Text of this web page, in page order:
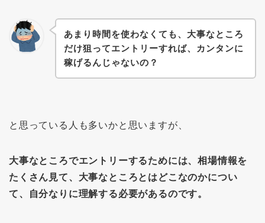
あまり時間を使わなくても、大事なところ
だけ狙ってエントリーすれば、カンタンに
稼げるんじゃないの？
と思っている人も多いかと思いますが、
大事なところでエントリーするためには、相場情報を
たくさん見て、大事なところとはどこなのかについ
て、自分なりに理解する必要があるのです。